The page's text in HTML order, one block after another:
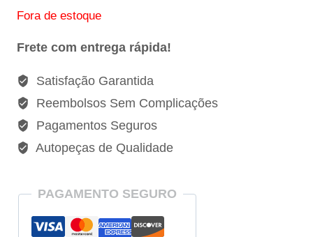
Fora de estoque
Frete com entrega rápida!
Satisfação Garantida
Reembolsos Sem Complicações
Pagamentos Seguros
Autopeças de Qualidade
PAGAMENTO SEGURO